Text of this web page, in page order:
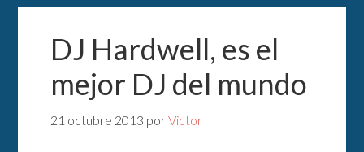
DJ Hardwell, es el
mejor DJ del mundo
21 octubre 2013 porVictor